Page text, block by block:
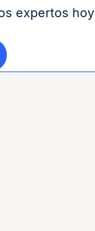
expertos hoy